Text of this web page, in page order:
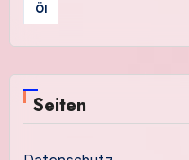
Öl
Seiten